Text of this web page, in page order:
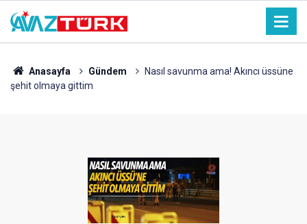
Anasayfa Gündem
Nasıl savunma ama! Akıncı üssüne
şehit olmaya gittim